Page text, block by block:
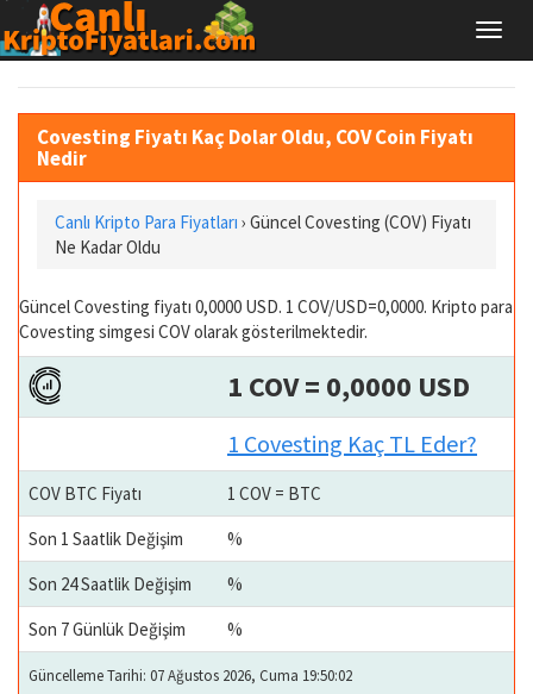
Covesting Fiyatı Kaç Dolar Oldu, COV Coin Fiyatı
Nedir
Canlı Kripto Para Fiyatları › Güncel Covesting (COV) Fiyatı
Ne Kadar Oldu
Güncel Covesting fiyatı 0,0000 USD. 1 COV/USD=0,0000. Kripto para
Covesting simgesi COV olarak gösterilmektedir.
1 COV = 0,0000 USD
1 Covesting Kaç TL Eder?
COV BTC Fiyatı
1 COV = BTC
Son 1 Saatlik Değişim
%
Son 24 Saatlik Değişim
%
Son 7 Günlük Değişim
%
Güncelleme Tarihi: 07 Ağustos 2026, Cuma 19:50:02